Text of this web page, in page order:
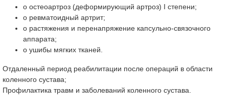
o остеоартроз (деформирующий артроз) I степени;
o ревматоидный артрит;
o растяжения и перенапряжение капсульно-связочного
аппарата;
o ушибы мягких тканей.
Отдаленный период реабилитации после операций в области
коленного сустава;
Профилактика травм и заболеваний коленного сустава.